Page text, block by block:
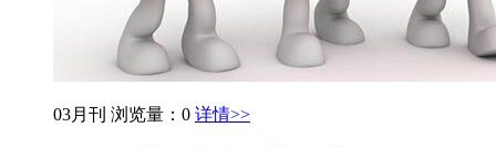
03月刊 浏览量：0 详情>>